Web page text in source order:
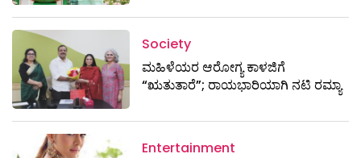
Society
ಮಹಿಳೆಯರ ಆರೋಗ್ಯ ಕಾಳಜಿಗೆ
“ಋತುತಾರೆ”; ರಾಯಭಾರಿಯಾಗಿ ನಟಿ ರಮ್ಯಾ
Entertainment